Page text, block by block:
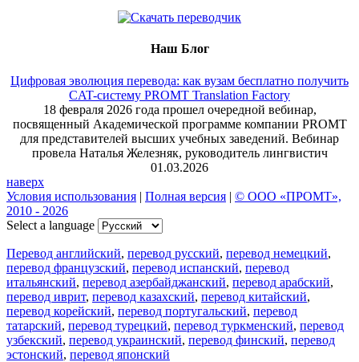
Наш Блог
Цифровая эволюция перевода: как вузам бесплатно получить
CAT-систему PROMT Translation Factory
18 февраля 2026 года прошел очередной вебинар,
посвященный Академической программе компании PROMT
для представителей высших учебных заведений. Вебинар
провела Наталья Железняк, руководитель лингвистич
01.03.2026
наверх
Условия использования | Полная версия | © ООО «ПРОМТ»,
2010 - 2026
Select a language
Перевод английский, перевод русский, перевод немецкий,
перевод французский, перевод испанский, перевод
итальянский, перевод азербайджанский, перевод арабский,
перевод иврит, перевод казахский, перевод китайский,
перевод корейский, перевод португальский, перевод
татарский, перевод турецкий, перевод туркменский, перевод
узбекский, перевод украинский, перевод финский, перевод
эстонский, перевод японский